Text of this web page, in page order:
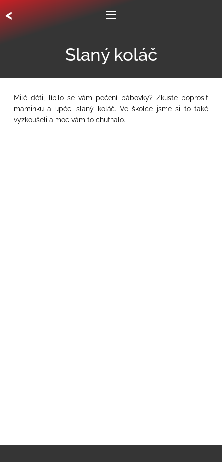
<
Slaný koláč
Milé děti, líbilo se vám pečení bábovky? Zkuste poprosit
maminku a upéci slaný koláč. Ve školce jsme si to také
vyzkoušeli a moc vám to chutnalo.